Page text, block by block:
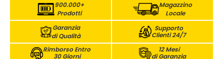
900.000+
Prodotti
Magazzino
Locale
Garanzia
di Qualità
Supporto
Clienti 24/7
Rimborso Entro
30 Giorni
12 Mesi
di Garanzia